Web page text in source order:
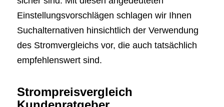
Einstellungsvorschlägen schlagen wir Ihnen
Suchalternativen hinsichtlich der Verwendung
des Stromvergleichs vor, die auch tatsächlich
empfehlenswert sind.
Strompreisvergleich